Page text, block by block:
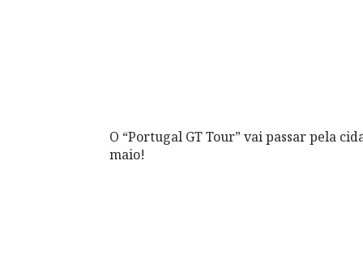
O “Portugal GT Tour” vai passar pela
maio!